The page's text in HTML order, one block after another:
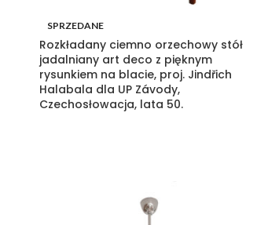
SPRZEDANE
Rozkładany ciemno orzechowy stół
jadalniany art deco z pięknym
rysunkiem na blacie, proj. Jindřich
Halabala dla UP Závody,
Czechosłowacja, lata 50.